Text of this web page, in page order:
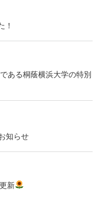
！
ある桐蔭横浜大学の特別
知らせ
新